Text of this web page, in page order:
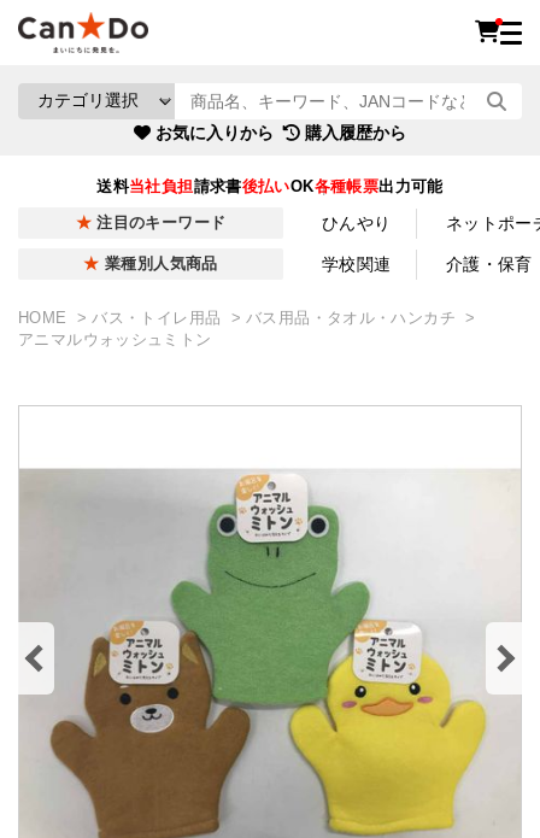
お気に入りから 購入履歴から
送料当社負担請求書後払いOK各種帳票出力可能
注目のキーワード ひんやり ネットポー
業種別人気商品 学校関連 介護・保育
HOME バス・トイレ用品
バス用品・タオル・ハンカチ
アニマルウォッシュミトン